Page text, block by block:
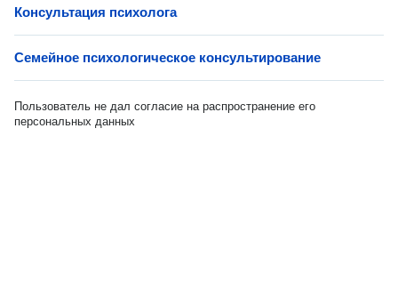
Консультация психолога
Семейное психологическое консультирование
Пользователь не дал согласие на распространение его
персональных данных